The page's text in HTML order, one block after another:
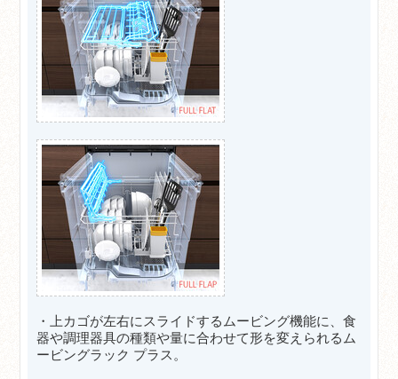
・上カゴが左右にスライドするムービング機能に、食
器や調理器具の種類や量に合わせて形を変えられるム
ービングラック プラス。